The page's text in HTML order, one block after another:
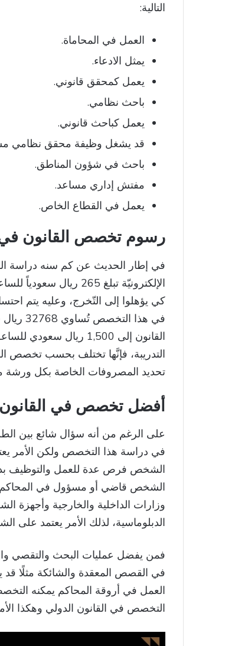
التالية:
العمل في المحاماة.
يمثل الادعاء.
يعمل كمحقق قانوني.
باحث نظامي.
يعمل كباحث قانوني.
قد يشغل وظيفة محقق نظامي
باحث في شؤون المناطق.
مفتش إداري مساعد.
يعمل في القطاع الخاص.
رسوم تخصص القانون في
في إطار الحديث عن كم سنه دراسة
في
القانون إلى 1,500
التدريبة، فإنَّها تختلف بحسب تخصص
تحديد المصروفات الخاصة بكل ورشة
أفضل تخصص في القانون
على الرغم من أنه سؤال شائع بين
في دراسة هذا التخصص ولكن الأمر
الشخص فرص عدة للعمل والتوظيف
الشخص قاضي أو مسؤول في
وزارات الداخلية والخارجية وأجهزة
الدبلوماسية، لذلك الأمر يعتمد على
فمن يفضل عمليات البحث والتقصي
في القصص المعقدة والشائكة مثلًا
العمل في أروقة المحاكم يمكنه
التخصص في القانون الدولي وهكذا